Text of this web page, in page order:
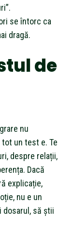
se întorc ca
dragă.
de
nu
tot un test e. Te
despre relații,
Dacă
explicație,
nu e un
dosarul, să știi